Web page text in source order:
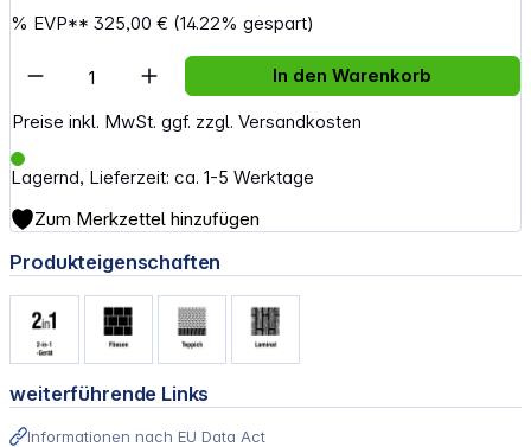
% EVP**325,00 € (14.22% gespart)
Preise inkl. MwSt. ggf. zzgl. Versandkosten
Lagernd, Lieferzeit: ca. 1-5 Werktage
Artikel Anzahl: Gib den gewünschten
In den Warenkorb
Zum Merkzettel hinzufügen
Produkteigenschaften
weiterführende Links
Informationen nach EU Data Act